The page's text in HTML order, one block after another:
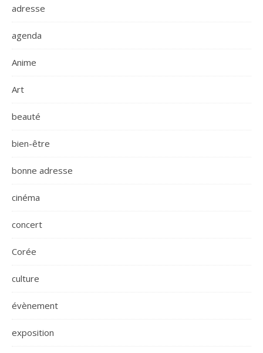
adresse
agenda
Anime
Art
beauté
bien-être
bonne adresse
cinéma
concert
Corée
culture
évènement
exposition